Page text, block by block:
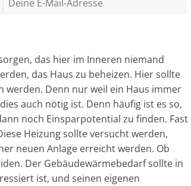
das hier im Inneren niemand
das Haus zu beheizen. Hier sollte
Denn nur weil ein Haus immer
auch nötig ist. Denn häufig ist es so,
noch Einsparpotential zu finden. Fast
Heizung sollte versucht werden,
neuen Anlage erreicht werden. Ob
Der Gebäudewärmebedarf sollte in
ist, und seinen eigenen